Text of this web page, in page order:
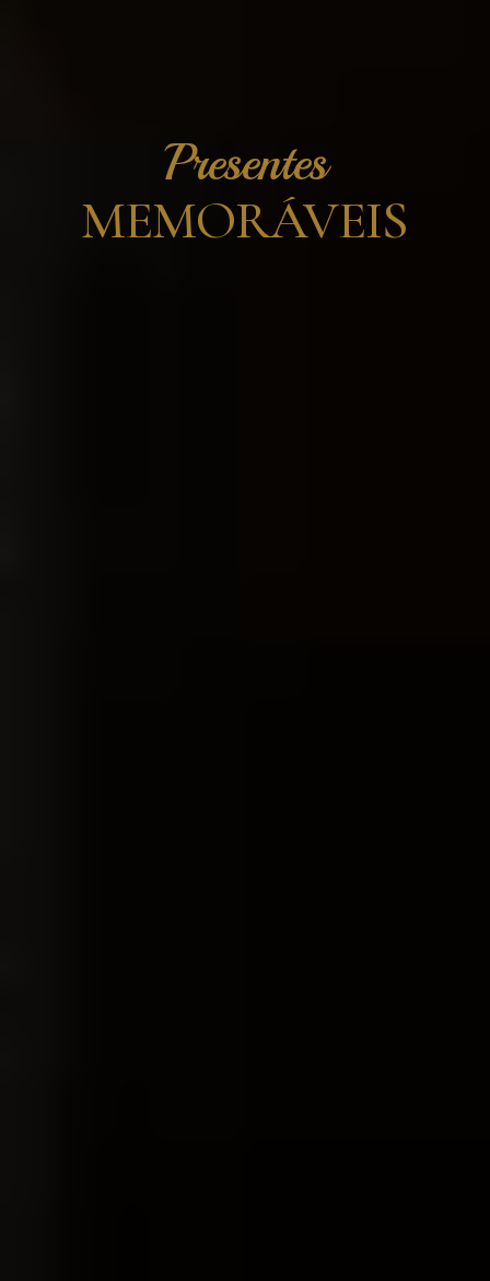
MEMORÁVEIS
Presentes